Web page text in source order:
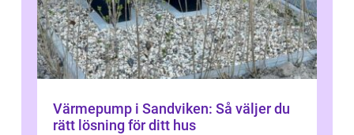
Värmepump i Sandviken: Så väljer du
rätt lösning för ditt hus